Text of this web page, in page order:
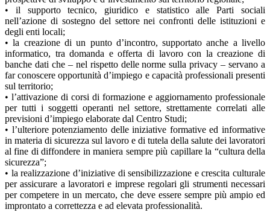
• il supporto tecnico, giuridico e statistico alle Parti sociali
nell’azione di sostegno del settore nei confronti delle istituzioni e
degli enti locali;
• la creazione di un punto d’incontro, supportato anche a livello
informatico, tra domanda e offerta di lavoro con la creazione di
banche dati che – nel rispetto delle norme sulla privacy – servano a
far conoscere opportunità d’impiego e capacità professionali presenti
sul territorio;
• l’attivazione di corsi di formazione e aggiornamento professionale
per tutti i soggetti operanti nel settore, strettamente correlati alle
previsioni d’impiego elaborate dal Centro Studi;
• l’ulteriore potenziamento delle iniziative formative ed informative
in materia di sicurezza sul lavoro e di tutela della salute dei lavoratori
al fine di diffondere in maniera sempre più capillare la “cultura della
sicurezza”;
• la realizzazione d’iniziative di sensibilizzazione e crescita culturale
per assicurare a lavoratori e imprese regolari gli strumenti necessari
per competere in un mercato, che deve essere sempre più ampio ed
improntato a correttezza e ad elevata professionalità.